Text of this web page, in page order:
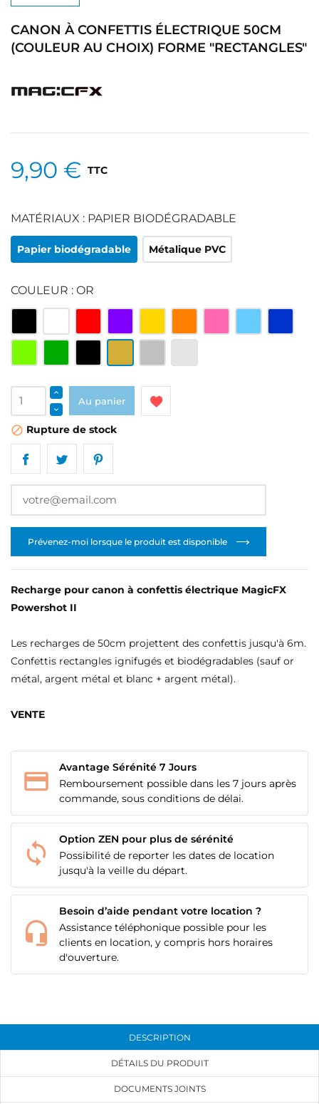
CANON À CONFETTIS ÉLECTRIQUE 50CM
(COULEUR AU CHOIX) FORME "RECTANGLES"
9,90 € TTC
MATÉRIAUX : PAPIER BIODÉGRADABLE
Papier biodégradable Métalique PVC
COULEUR : OR
Multicolore Rouge Violet Jaune Orange
Bleu
Vert
Vert Noir Or
Au panier
 Rupture de stock
Prévenez-moi lorsque le produit est disponible
Recharge pour canon à confettis électrique MagicFX
Powershot II
Les recharges de 50cm projettent des confettis jusqu'à 6m.
Confettis rectangles ignifugés et biodégradables (sauf or
métal, argent métal et blanc + argent métal).
VENTE
Avantage Sérénité 7 Jours
Remboursement possible dans les 7 jours après
commande, sous conditions de délai.
Option ZEN pour plus de sérénité
Possibilité de reporter les dates de location
jusqu'à la veille du départ.
Besoin d’aide pendant votre location ?
Assistance téléphonique possible pour les
clients en location, y compris hors horaires
d'ouverture.
DESCRIPTION
DÉTAILS DU PRODUIT
DOCUMENTS JOINTS
add_circle_outlineCréer une nouvelle liste
CRÉER UNE LISTE D'ENVIES
à votre liste d'envies.
Annuler Connexion